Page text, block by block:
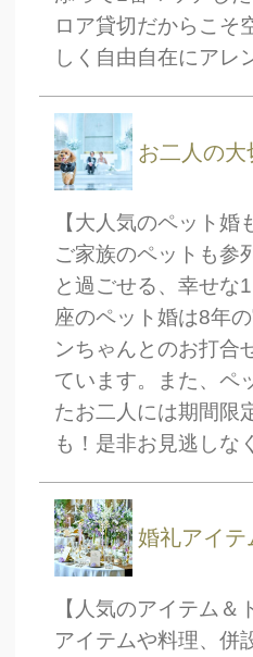
ロア貸切だからこそ
しく自由自在にアレ
お二人の
【大人気のペット婚
ご家族のペットも参
と過ごせる、幸せな
座のペット婚は8年
ンちゃんとのお打合
ています。また、ペ
たお二人には期間限
も！是非お見逃しな
婚礼アイテ
【人気のアイテム＆
アイテムや料理、併